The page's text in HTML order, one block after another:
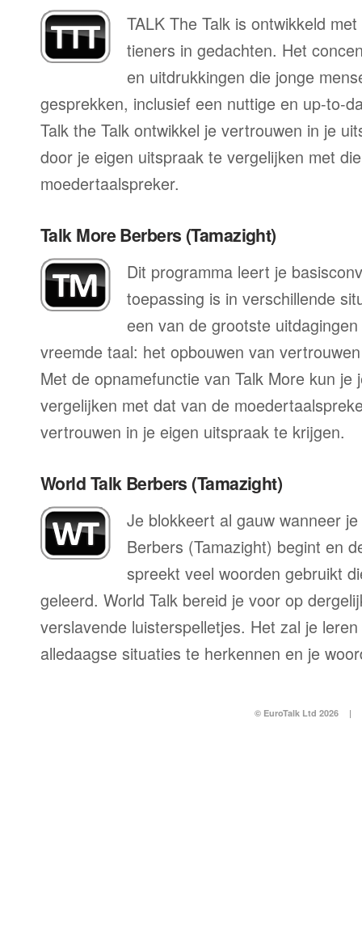
TALK The Talk is ontwikkeld
tieners in gedachten. Het
en uitdrukkingen die jonge
gesprekken, inclusief een nuttige en up-to-
Talk the Talk ontwikkel je vertrouwen in je
door je eigen uitspraak te vergelijken met
moedertaalspreker.
Talk More Berbers (Tamazight)
Dit programma leert je
toepassing is in verschillende
een van de grootste
vreemde taal: het opbouwen van
Met de opnamefunctie van Talk More kun je
vergelijken met dat van de
vertrouwen in je eigen uitspraak te krijgen.
World Talk Berbers (Tamazight)
Je blokkeert al gauw wanneer
Berbers (Tamazight) begint en
spreekt veel woorden gebruikt
geleerd. World Talk bereid je voor op
verslavende luisterspelletjes. Het zal je
alledaagse situaties te herkennen en je
© EuroTalk Ltd 2026 |